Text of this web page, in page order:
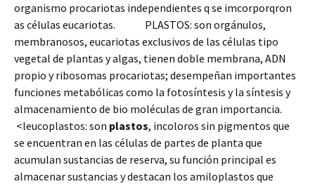
organismo procariotas independientes q se imcorporqron
as células eucariotas. PLASTOS: son orgánulos,
membranosos, eucariotas exclusivos de las células tipo
vegetal de plantas y algas, tienen doble membrana, ADN
propio y ribosomas procariotas; desempeñan importantes
funciones metabólicas como la fotosíntesis y la síntesis y
almacenamiento de bio moléculas de gran importancia.
<leucoplastos: son plastos, incoloros sin pigmentos que
se encuentran en las células de partes de planta que
acumulan sustancias de reserva, su función principal es
almacenar sustancias y destacan los amiloplastos que